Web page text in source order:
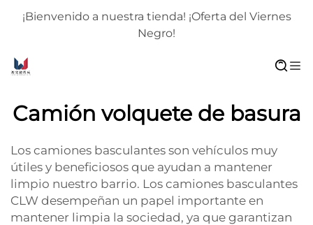
¡Bienvenido a nuestra tienda! ¡Oferta del Viernes
Negro!
Camión volquete de basura
Los camiones basculantes son vehículos muy
útiles y beneficiosos que ayudan a mantener
limpio nuestro barrio. Los camiones basculantes
CLW desempeñan un papel importante en
mantener limpia la sociedad, ya que garantizan